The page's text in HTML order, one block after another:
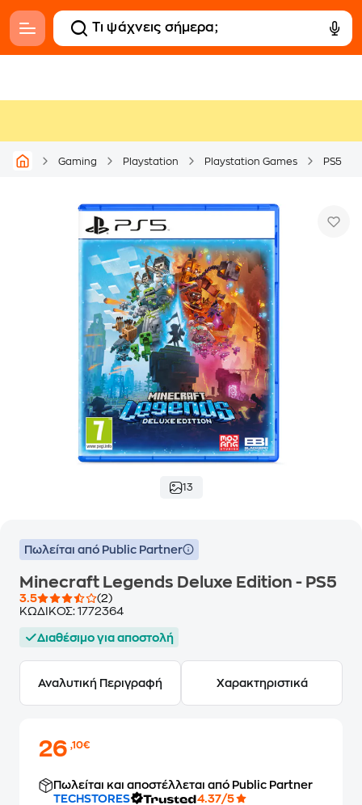
Gaming Playstation Playstation Games PS5
13
Πωλείται από Public Partner
Minecraft Legends Deluxe Edition - PS5
3.5
(2)
ΚΩΔΙΚΟΣ: 1772364
Διαθέσιμο για αποστολή
Αναλυτική Περιγραφή Χαρακτηριστικά
26,10€
Πωλείται και αποστέλλεται από Public Partner
TECHSTORES
4.37/5